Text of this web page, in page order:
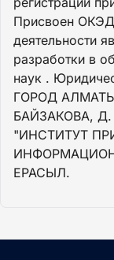
Присвоен
деятельности
разработки в
наук .
ГОРОД
БАЙЗАКОВА, Д.
"ИНСТИТУТ
ЕРАСЫЛ.